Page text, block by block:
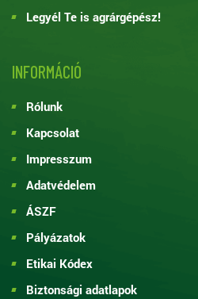
Legyél Te is agrárgépész!
INFORMÁCIÓ
Rólunk
Kapcsolat
Impresszum
Adatvédelem
ÁSZF
Pályázatok
Etikai Kódex
Biztonsági adatlapok